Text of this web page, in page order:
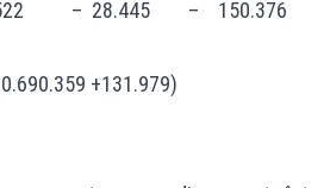
–
+131.979)